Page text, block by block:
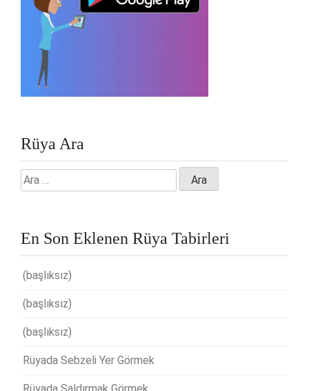
Rüya Ara
Arama:
En Son Eklenen Rüya Tabirleri
(başlıksız)
(başlıksız)
(başlıksız)
Rüyada Sebzeli Yer Görmek